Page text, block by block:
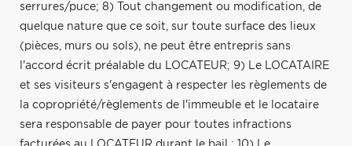
serrures/puce; 8) Tout changement ou modification, de
quelque nature que ce soit, sur toute surface des lieux
(pièces, murs ou sols), ne peut être entrepris sans
l'accord écrit préalable du LOCATEUR; 9) Le LOCATAIRE
et ses visiteurs s'engagent à respecter les règlements de
la copropriété/règlements de l'immeuble et le locataire
sera responsable de payer pour toutes infractions